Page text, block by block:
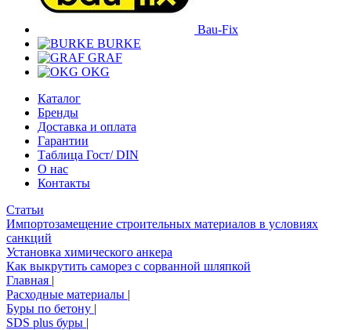
Bau-Fix
BURKE
GRAF
OKG
Каталог
Бренды
Доставка и оплата
Гарантии
Таблица Гост/ DIN
О нас
Контакты
Статьи
Импортозамещение строительных материалов в условиях
санкций
Установка химического анкера
Как выкрутить саморез с сорванной шляпкой
Главная |
Расходные материалы |
Буры по бетону |
SDS plus буры |